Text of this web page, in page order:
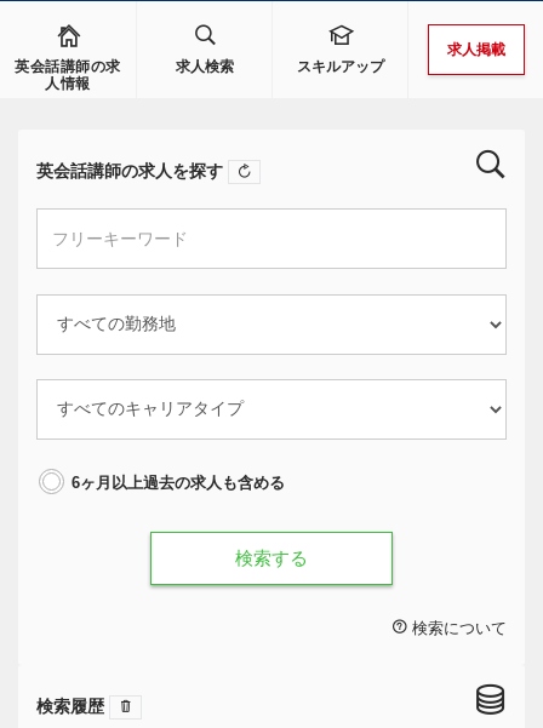
英会話講師の求
人情報
求人検索 スキルアップ
求人掲載
英会話講師の求人を探す
6ヶ月以上過去の求人も含める
検索する
検索について
検索履歴